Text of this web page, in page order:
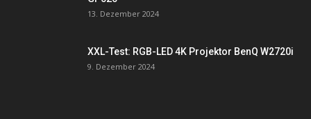
13. Dezember 2024
XXL-Test: RGB-LED 4K Projektor BenQ W2720i
9. Dezember 2024